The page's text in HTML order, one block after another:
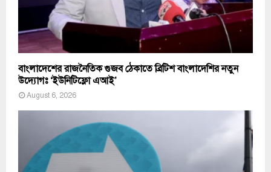
বাংলাদেশের রাজনৈতিক গুজব ঠেকাতে ব্রিটিশ বাংলাদেশির নতুন
উদ্যোগঃ ‘ইউনিটিফ্লো এআই’
August 6, 2026